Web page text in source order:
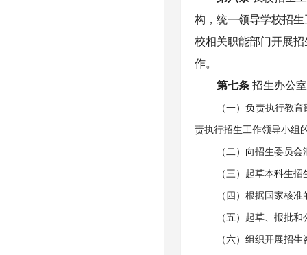
构，统一领导学校招
校相关职能部门开展
作。
第七条 招生办公
（一）负责执行教
责执行招生工作领导小组
（二）向招生委员
（三）起草本科生
（四）根据国家核
（五）起草、报批
（六）组织开展招